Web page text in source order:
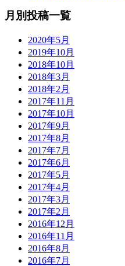
月別投稿一覧
2020年5月
2019年10月
2018年10月
2018年3月
2018年2月
2017年11月
2017年10月
2017年9月
2017年8月
2017年7月
2017年6月
2017年5月
2017年4月
2017年3月
2017年2月
2016年12月
2016年11月
2016年8月
2016年7月